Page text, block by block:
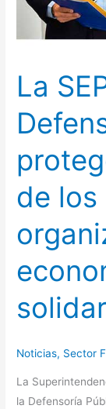
La
de los
Noticias, Sector
La
la Defensoría
derechos
los
economía
popular
y